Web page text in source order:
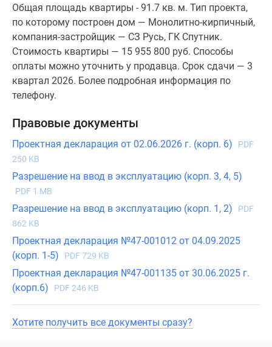
Общая площадь квартиры - 91.7 кв. м. Тип проекта,
по которому построен дом — Монолитно-кирпичный,
компания-застройщик — СЗ Русь, ГК Спутник.
Стоимость квартиры — 15 955 800 руб. Способы
оплаты можно уточнить у продавца. Срок сдачи — 3
квартал 2026. Более подробная информация по
телефону.
Правовые документы
Проектная декларация от 02.06.2026 г. (корп. 6)
PDF
250 KB
Разрешение на ввод в эксплуатацию (корп. 3, 4, 5)
PDF 1 MB
Разрешение на ввод в эксплуатацию (корп. 1, 2)
PDF
862 KB
Проектная декларация №47-001012 от 04.09.2025
(корп. 1-5)
PDF 729 KB
Проектная декларация №47-001135 от 30.06.2025 г.
(корп.6)
PDF 246 KB
Хотите получить все документы сразу?